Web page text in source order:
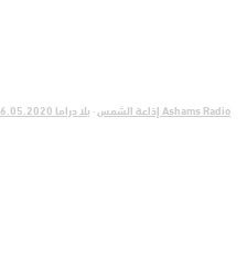
Ashams Radio إذاعة الشمس · بلا دراما 6.05.2020